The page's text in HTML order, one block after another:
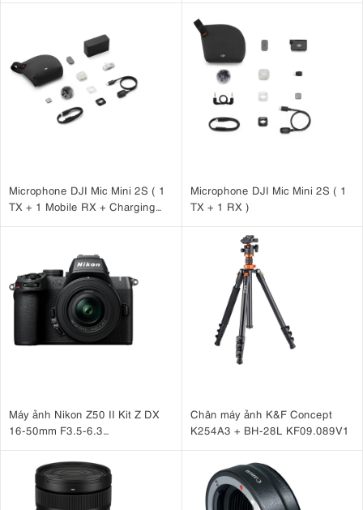
Microphone DJI Mic Mini 2S ( 1
TX + 1 Mobile RX + Charging
Microphone DJI Mic Mini 2S ( 1
TX + 1 RX )
Máy ảnh Nikon Z50 II Kit Z DX
16-50mm F3.5-6.3
Chân máy ảnh K&F Concept
K254A3 + BH-28L KF09.089V1